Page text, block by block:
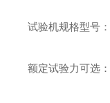
试验机规格型号：
额定试验力可选：